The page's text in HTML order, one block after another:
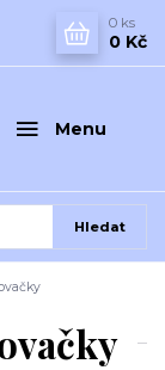
Menu
Hledat
0 ks
0 Kč